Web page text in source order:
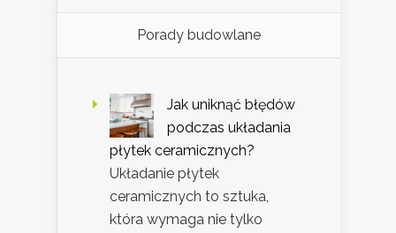
Porady budowlane
Jak uniknąć błędów
podczas układania
płytek ceramicznych?
Układanie płytek
ceramicznych to sztuka,
która wymaga nie tylko